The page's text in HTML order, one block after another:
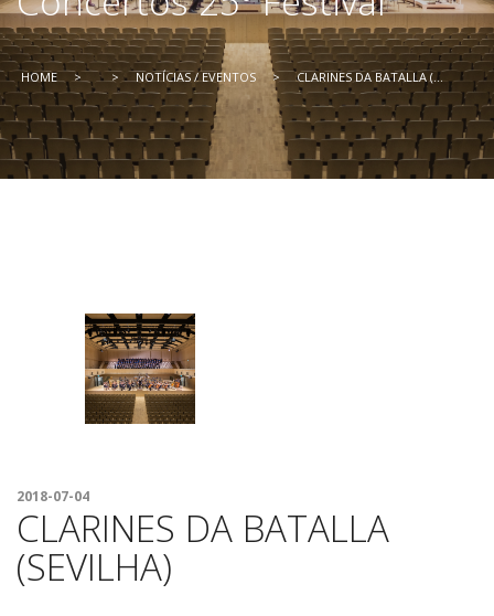
HOME>>NOTÍCIAS / EVENTOS >CLARINES DA BATALLA (...
2018-07-04
CLARINES DA BATALLA
(SEVILHA)